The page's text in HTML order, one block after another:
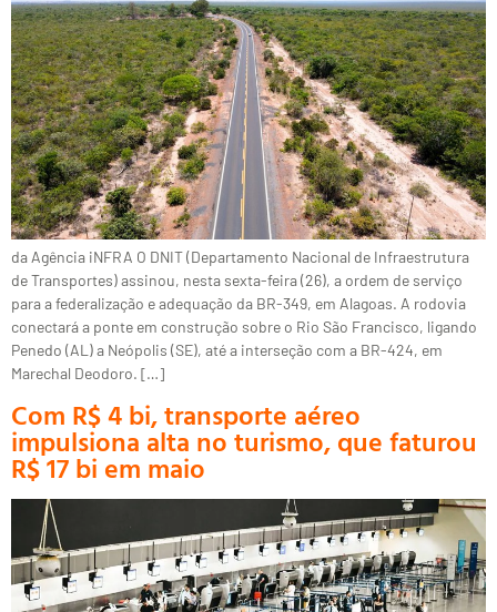
da Agência iNFRA O DNIT (Departamento Nacional de Infraestrutura
de Transportes) assinou, nesta sexta-feira (26), a ordem de serviço
para a federalização e adequação da BR-349, em Alagoas. A rodovia
conectará a ponte em construção sobre o Rio São Francisco, ligando
Penedo (AL) a Neópolis (SE), até a interseção com a BR-424, em
Marechal Deodoro. […]
Com R$ 4 bi, transporte aéreo
impulsiona alta no turismo, que faturou
R$ 17 bi em maio